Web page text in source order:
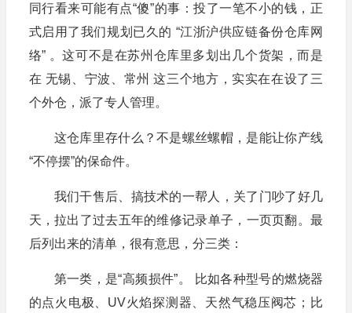
同行看来可能有点“傻”的事：投了一笔不小的钱，正
式启用了我们规划已久的 “江浙沪供应链备份仓库网
络” 。这可不是在苏州仓库里多划出几个货架，而是
在 无锡、宁波、常州 这三个地方，实实在在设了三
个外仓，派了专人管理。
这仓库里存什么？不是螺丝螺帽，是能让你产线
“不停摆”的保命件。
我们干售后、搞技术的一帮人，关了门吵了好几
天，拉出了过去五年的维修记录单子，一页页翻。最
后列出来的清单，很有意思，分三类：
第一类，是“高频损件”。 比如各种型号的燃烧器
的点火电极、UV火焰探测器、天然气稳压阀芯；比